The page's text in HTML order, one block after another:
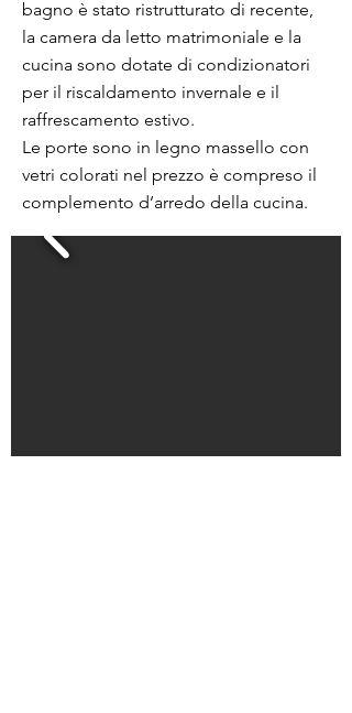
bagno è stato ristrutturato di recente,
la camera da letto matrimoniale e la
cucina sono dotate di condizionatori
per il riscaldamento invernale e il
raffrescamento estivo.
Le porte sono in legno massello con
vetri colorati nel prezzo è compreso il
complemento d’arredo della cucina.